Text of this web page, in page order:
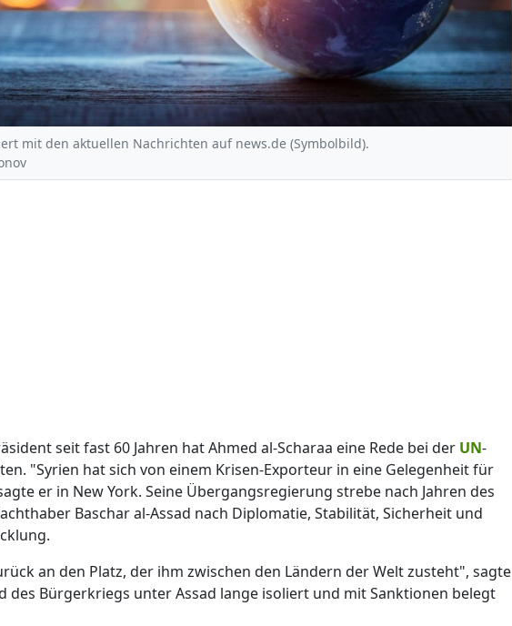
mit den aktuellen Nachrichten auf news.de (Symbolbild).
seit fast 60 Jahren hat Ahmed al-Scharaa eine Rede bei der UN-
"Syrien hat sich von einem Krisen-Exporteur in eine Gelegenheit für
er in New York. Seine Übergangsregierung strebe nach Jahren des
Baschar al-Assad nach Diplomatie, Stabilität, Sicherheit und
an den Platz, der ihm zwischen den Ländern der Welt zusteht", sagte
des Bürgerkriegs unter Assad lange isoliert und mit Sanktionen belegt